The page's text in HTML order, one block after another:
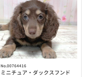
No.00764416
ミニチュア・ダックスフンド